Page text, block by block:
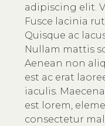
adipiscing elit.
Fusce lacinia
Quisque ac
Nullam mattis
Aenean non
est ac erat
iaculis.
est lorem,
consectetur